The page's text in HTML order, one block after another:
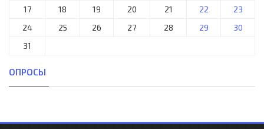
17
18 19 20 21 22
23
24
25 26 27 28 29
30
31
ОПРОСЫ